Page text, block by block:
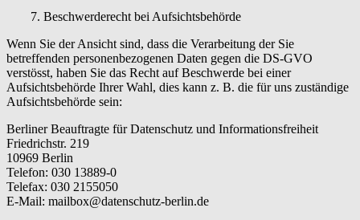
7. Beschwerderecht bei Aufsichtsbehörde
Wenn Sie der Ansicht sind, dass die Verarbeitung der Sie
betreffenden personenbezogenen Daten gegen die DS-GVO
verstösst, haben Sie das Recht auf Beschwerde bei einer
Aufsichtsbehörde Ihrer Wahl, dies kann z. B. die für uns zuständige
Aufsichtsbehörde sein:
Berliner Beauftragte für Datenschutz und Informationsfreiheit
Friedrichstr. 219
10969 Berlin
Telefon: 030 13889-0
Telefax: 030 2155050
E-Mail: mailbox@datenschutz-berlin.de